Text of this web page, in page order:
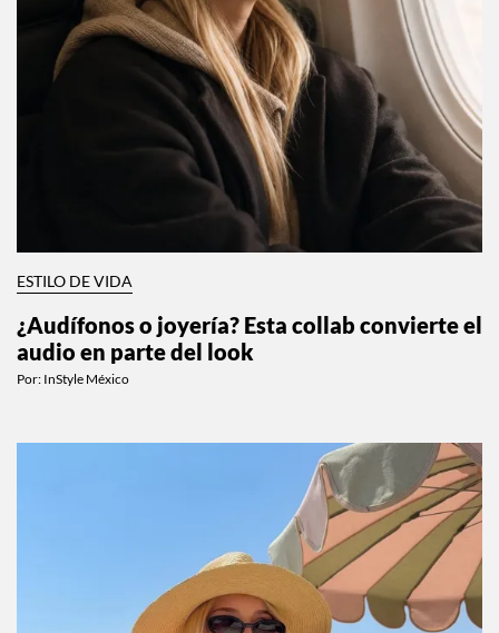
ESTILO DE VIDA
¿Audífonos o joyería? Esta collab convierte el
audio en parte del look
Por: InStyle México